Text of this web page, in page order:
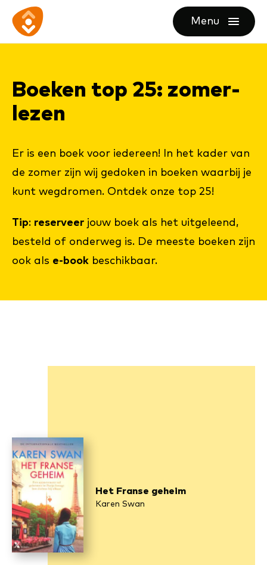
direct
content
direct
footer
Ga
naar
Menu
openen
Boe­ken top 25: zo­mer­
le­zen
Er is een boek voor iedereen! In het kader van
de zomer zijn wij gedoken in boeken waarbij je
kunt wegdromen. Ontdek onze top 25!
Tip: reserveer jouw boek als het uitgeleend,
besteld of onderweg is. De meeste boeken zijn
ook als e-book beschikbaar.
Het Franse geheim
Karen Swan